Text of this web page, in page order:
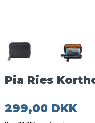
Pia Ries
299,00 DKK